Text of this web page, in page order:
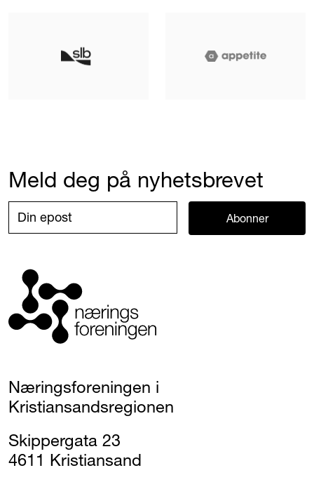
Meld deg på nyhetsbrevet
Abonner
Næringsforeningen i
Kristiansandsregionen
Skippergata 23
4611 Kristiansand